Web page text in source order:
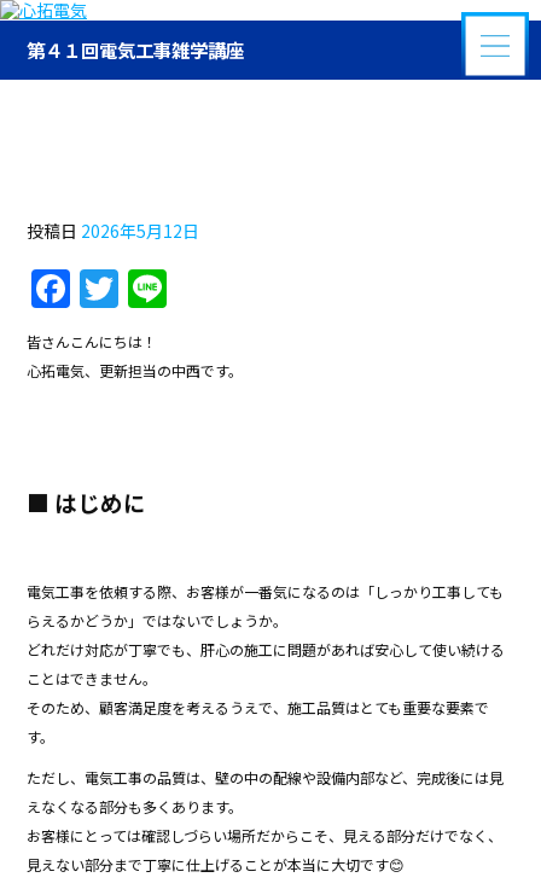
第４１回電気工事雑学講座
投稿日 2026年5月12日
F
a
c
o
o
T
w
itt e
皆さんこんにちは！
心拓電気、更新担当の中西です。
■ はじめに
電気工事を依頼する際、お客様が一番気になるのは「しっかり工事しても
らえるかどうか」ではないでしょうか。
どれだけ対応が丁寧でも、肝心の施工に問題があれば安心して使い続ける
ことはできません。
そのため、顧客満足度を考えるうえで、施工品質はとても重要な要素で
す。
ただし、電気工事の品質は、壁の中の配線や設備内部など、完成後には見
えなくなる部分も多くあります。
お客様にとっては確認しづらい場所だからこそ、見える部分だけでなく、
見えない部分まで丁寧に仕上げることが本当に大切です😊